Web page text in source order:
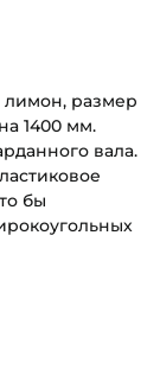
лимон, размер
1400 мм.
вала.
бы